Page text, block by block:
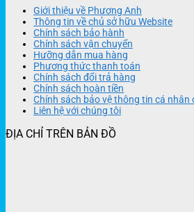
Giới thiệu về Phương Anh
Thông tin về chủ sở hữu Website
Chính sách bảo hành
Chính sách vận chuyển
Hưỡng dẫn mua hàng
Phương thức thanh toán
Chính sách đổi trả hàng
Chính sách hoàn tiền
Chính sách bảo vệ thông tin cá nhân
Liên hệ với chúng tôi
ĐỊA CHỈ TRÊN BẢN ĐỒ